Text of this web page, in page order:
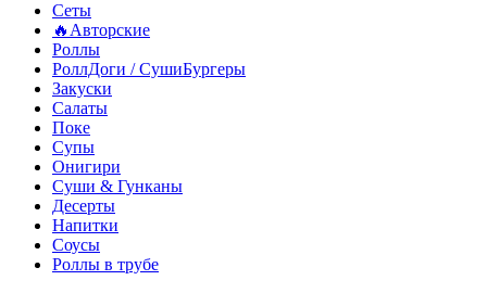
Сеты
🔥Авторские
Роллы
РоллДоги / СушиБургеры
Закуски
Салаты
Поке
Супы
Онигири
Суши & Гунканы
Десерты
Напитки
Соусы
Роллы в трубе